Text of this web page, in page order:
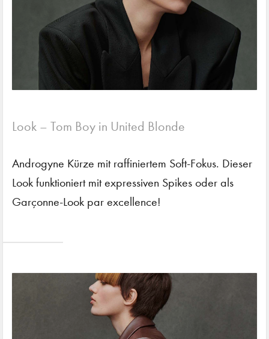
Look – Tom Boy in United Blonde
Androgyne Kürze mit raffiniertem Soft-Fokus. Dieser
Look funktioniert mit expressiven Spikes oder als
Garçonne-Look par excellence!